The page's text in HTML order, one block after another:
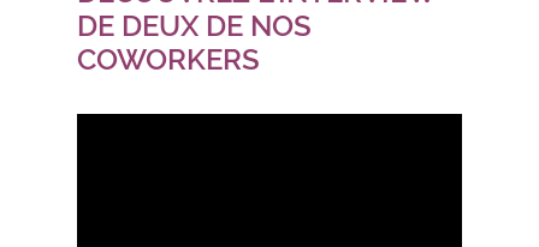
DE DEUX DE NOS
COWORKERS